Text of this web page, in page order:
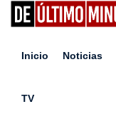
Inicio Noticias
TV